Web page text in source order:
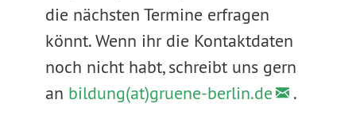
die nächsten Termine erfragen
könnt. Wenn ihr die Kontaktdaten
noch nicht habt, schreibt uns gern
an bildung(at)gruene-berlin.de
.